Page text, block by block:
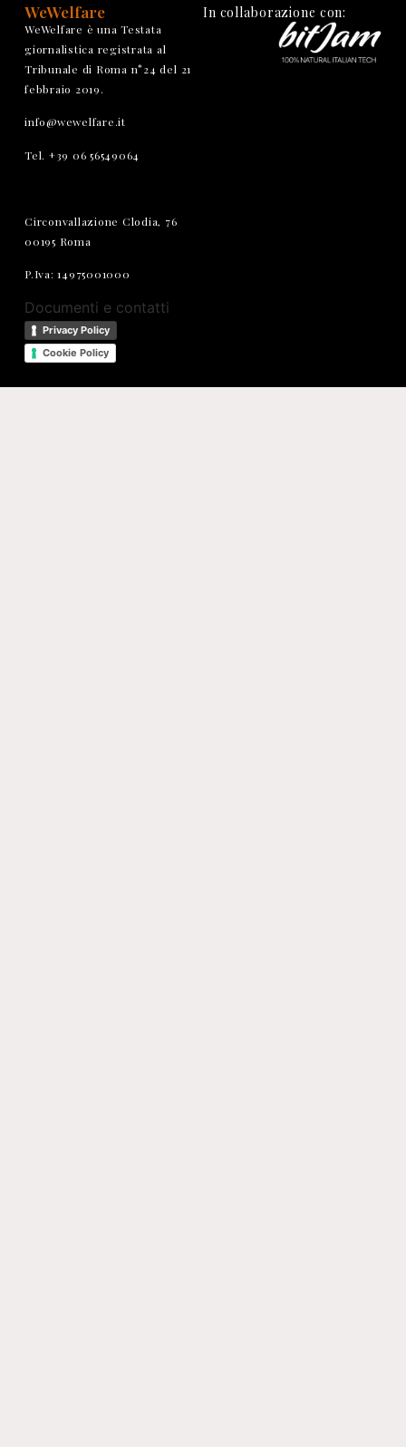
WeWelfare
WeWelfare è una Testata
giornalistica registrata al
Tribunale di Roma n°24 del 21
febbraio 2019.
info@wewelfare.it
Tel. +39 06 56549064
Circonvallazione Clodia, 76
00195 Roma
P.Iva: 14975001000
Documenti e contatti
Privacy Policy
Cookie Policy
In collaborazione con: